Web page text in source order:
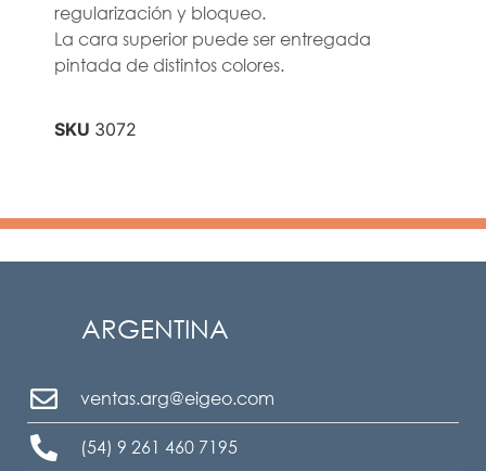
regularización y bloqueo.
La cara superior puede ser entregada
pintada de distintos colores.
SKU 3072
ARGENTINA
ventas.arg@eigeo.com
(54) 9 261 460 7195